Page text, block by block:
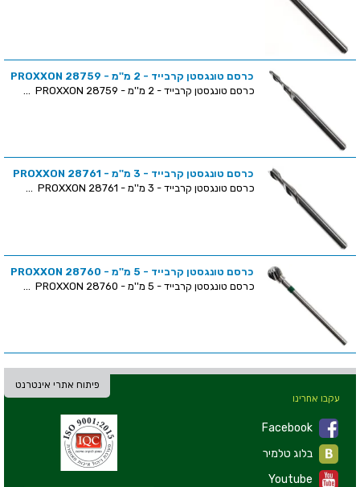
כרסם טונגסטן קרבייד - 2 מ''מ - PROXXON 28759
כרסם טונגסטן קרבייד - 2 מ''מ - PROXXON 28759 ...
כרסם טונגסטן קרבייד - 3 מ''מ - PROXXON 28761
כרסם טונגסטן קרבייד - 3 מ''מ - PROXXON 28761 ...
כרסם טונגסטן קרבייד - 5 מ''מ - PROXXON 28760
כרסם טונגסטן קרבייד - 5 מ''מ - PROXXON 28760 ...
פיתוח אתרי אינטרנט
עקבו אחרינו
Facebook
Youtube